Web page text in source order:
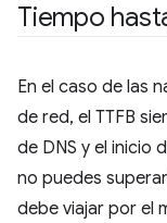
Tiempo
En el caso de las
de red, el TTFB
de DNS y el inicio
no puedes
debe viajar por el